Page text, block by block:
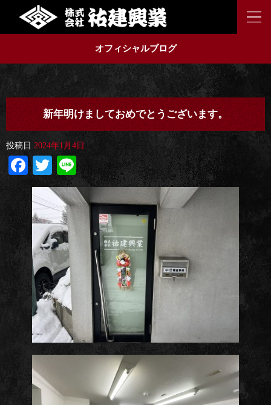
オフィシャルブログ
新年明けましておめでとうございます。
投稿日 2024年1月4日
Facebook
Twitter
Line